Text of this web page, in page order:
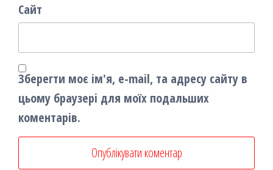
Сайт
Зберегти моє ім'я, e-mail, та адресу сайту в
цьому браузері для моїх подальших
коментарів.